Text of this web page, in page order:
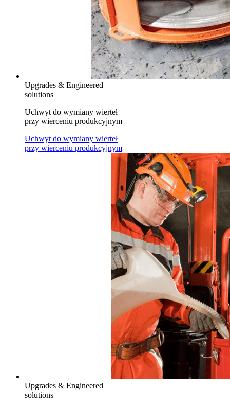
Upgrades & Engineered
solutions
Uchwyt do wymiany wierteł
przy wierceniu produkcyjnym
Uchwyt do wymiany wierteł
przy wierceniu produkcyjnym
Upgrades & Engineered
solutions